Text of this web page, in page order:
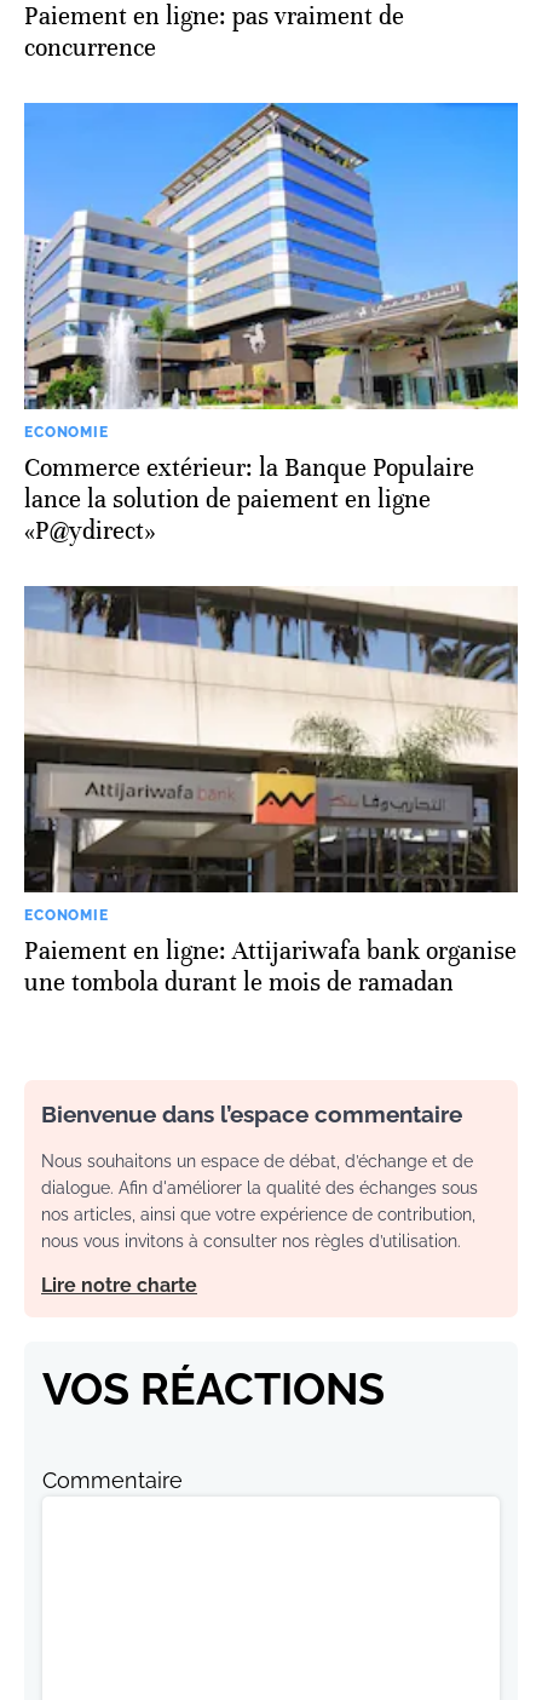
Paiement en ligne: pas vraiment de
concurrence
ECONOMIE
Commerce extérieur: la Banque Populaire
lance la solution de paiement en ligne
«P@ydirect»
ECONOMIE
Paiement en ligne: Attijariwafa bank organise
une tombola durant le mois de ramadan
Bienvenue dans l’espace commentaire
Nous souhaitons un espace de débat, d’échange et de
dialogue. Afin d'améliorer la qualité des échanges sous
nos articles, ainsi que votre expérience de contribution,
nous vous invitons à consulter nos règles d’utilisation.
Lire notre charte
VOS RÉACTIONS
Commentaire